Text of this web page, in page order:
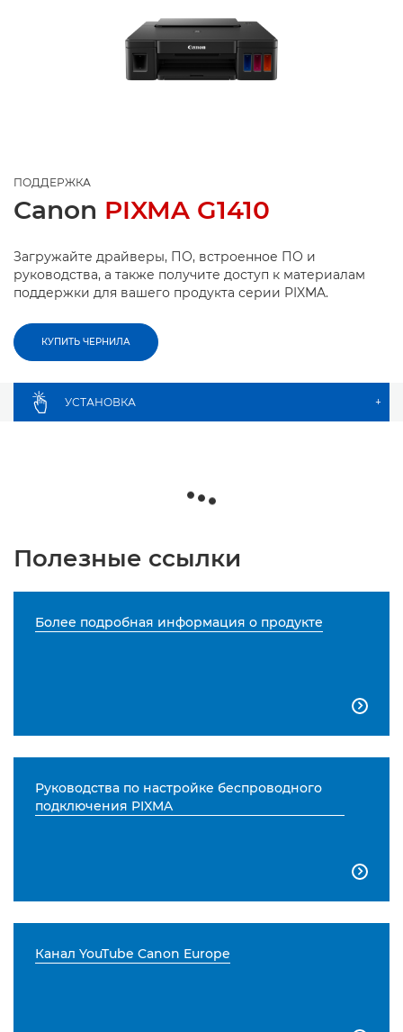
ПОДДЕРЖКА
Canon PIXMA G1410
Загружайте драйверы, ПО, встроенное ПО и
руководства, а также получите доступ к материалам
поддержки для вашего продукта серии PIXMA.
КУПИТЬ ЧЕРНИЛА
УСТАНОВКА +
Полезные ссылки
Более подробная информация о продукте

Руководства по настройке беспроводного
подключения PIXMA

Канал YouTube Canon Europe